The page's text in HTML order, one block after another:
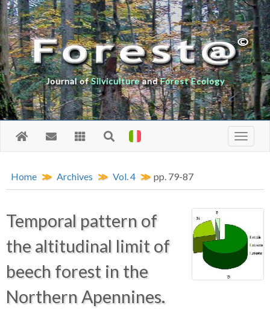
Journal ofSilvicultureandForest Ecology
Home Archives Vol. 4 pp. 79-87
Temporal pattern of
the altitudinal limit of
beech forest in the
Northern Apennines.